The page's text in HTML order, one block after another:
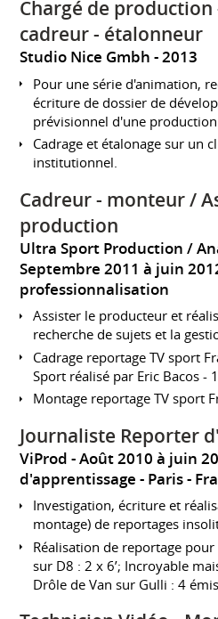
Chargé de production
cadreur - étalonneur
Studio Nice Gmbh 2013
Pour une série d'animation,
écriture de dossier de
prévisionnel d'une
Cadrage et étalonage sur un
institutionnel.
Cadreur - monteur /
production
Ultra Sport Production /
Septembre 2011 à juin
professionnalisation
Assister le producteur et
recherche de sujets et la
Cadrage reportage TV sport
Sport réalisé par Eric Bacos -
Montage reportage TV sport
Journaliste Reporter
ViProd Août 2010 à juin
d'apprentissage
Paris
Investigation, écriture et
montage) de reportages
Réalisation de reportage
sur D8 : 2 x 6’; Incroyable
Drôle de Van sur Gulli : 4